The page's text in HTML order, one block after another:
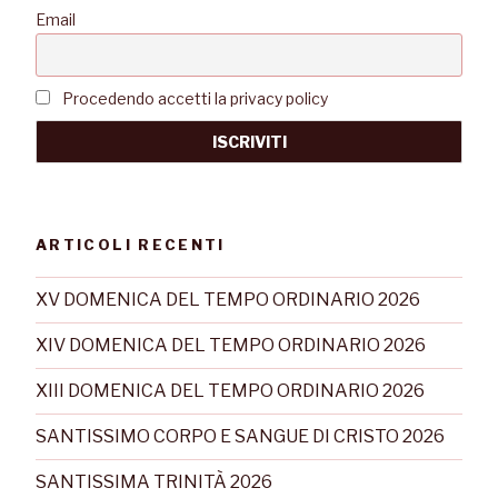
Email
Procedendo accetti la privacy policy
ARTICOLI RECENTI
XV DOMENICA DEL TEMPO ORDINARIO 2026
XIV DOMENICA DEL TEMPO ORDINARIO 2026
XIII DOMENICA DEL TEMPO ORDINARIO 2026
SANTISSIMO CORPO E SANGUE DI CRISTO 2026
SANTISSIMA TRINITÀ 2026